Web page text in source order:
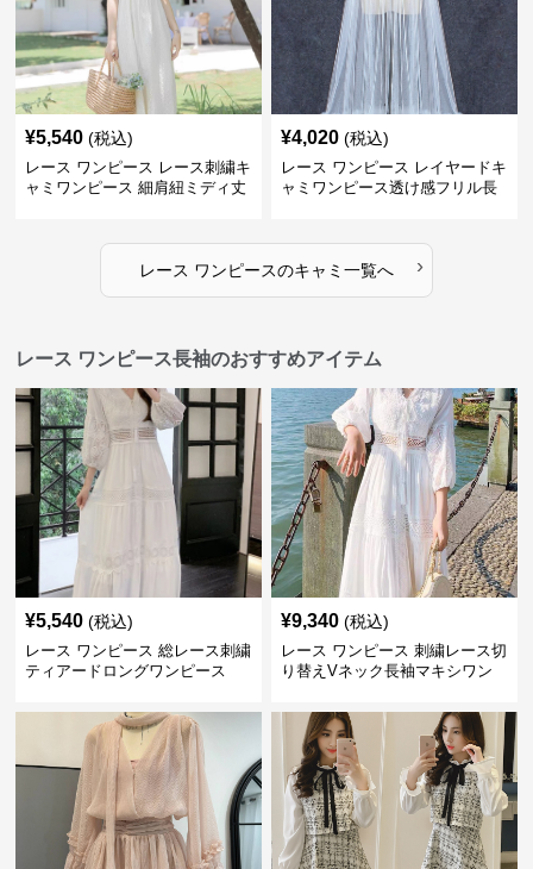
¥5,540 (税込)
レース ワンピース レース刺繍キ
ャミワンピース 細肩紐ミディ丈
¥4,020 (税込)
レース ワンピース レイヤードキ
ャミワンピース透け感フリル長
レース ワンピースのキャミ 一覧へ ›
レース ワンピース長袖のおすすめアイテム
¥5,540 (税込)
レース ワンピース 総レース刺繍
ティアードロングワンピース
¥9,340 (税込)
レース ワンピース 刺繍レース切
り替えVネック長袖マキシワン